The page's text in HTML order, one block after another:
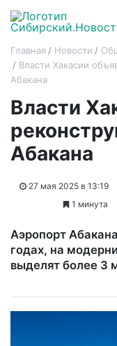
Главная Новости
Власти Хакасии
Абакана
Власти
Абакана
27 мая 2025 в 13:19
1 минута
Аэропорт
годах, на
выделят более 3